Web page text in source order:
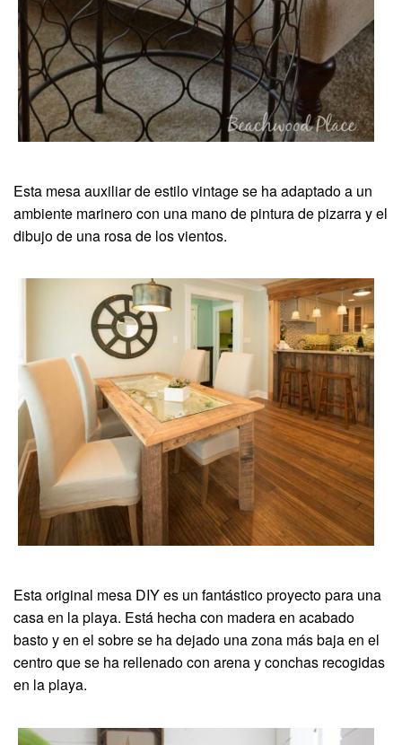
Esta mesa auxiliar de estilo vintage se ha adaptado a un
ambiente marinero con una mano de pintura de pizarra y el
dibujo de una rosa de los vientos.
Esta original mesa DIY es un fantástico proyecto para una
casa en la playa. Está hecha con madera en acabado
basto y en el sobre se ha dejado una zona más baja en el
centro que se ha rellenado con arena y conchas recogidas
en la playa.